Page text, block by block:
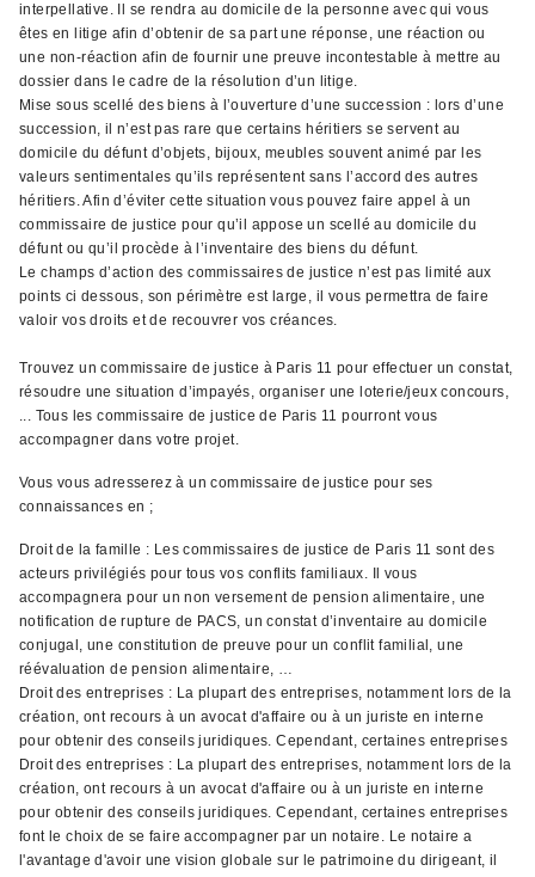
interpellative. Il se rendra au domicile de la personne avec qui vous
êtes en litige afin d’obtenir de sa part une réponse, une réaction ou
une non-réaction afin de fournir une preuve incontestable à mettre au
dossier dans le cadre de la résolution d’un litige.
Mise sous scellé des biens à l’ouverture d’une succession : lors d’une
succession, il n’est pas rare que certains héritiers se servent au
domicile du défunt d’objets, bijoux, meubles souvent animé par les
valeurs sentimentales qu’ils représentent sans l’accord des autres
héritiers. Afin d’éviter cette situation vous pouvez faire appel à un
commissaire de justice pour qu’il appose un scellé au domicile du
défunt ou qu’il procède à l’inventaire des biens du défunt.
Le champs d’action des commissaires de justice n’est pas limité aux
points ci dessous, son périmètre est large, il vous permettra de faire
valoir vos droits et de recouvrer vos créances.
Trouvez un commissaire de justice à Paris 11 pour effectuer un constat,
résoudre une situation d’impayés, organiser une loterie/jeux concours,
... Tous les commissaire de justice de Paris 11 pourront vous
accompagner dans votre projet.
Vous vous adresserez à un commissaire de justice pour ses
connaissances en ;
Droit de la famille : Les commissaires de justice de Paris 11 sont des
acteurs privilégiés pour tous vos conflits familiaux. Il vous
accompagnera pour un non versement de pension alimentaire, une
notification de rupture de PACS, un constat d’inventaire au domicile
conjugal, une constitution de preuve pour un conflit familial, une
réévaluation de pension alimentaire, …
Droit des entreprises : La plupart des entreprises, notamment lors de la
création, ont recours à un avocat d'affaire ou à un juriste en interne
pour obtenir des conseils juridiques. Cependant, certaines entreprises
Droit des entreprises : La plupart des entreprises, notamment lors de la
création, ont recours à un avocat d'affaire ou à un juriste en interne
pour obtenir des conseils juridiques. Cependant, certaines entreprises
font le choix de se faire accompagner par un notaire. Le notaire a
l'avantage d'avoir une vision globale sur le patrimoine du dirigeant, il